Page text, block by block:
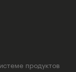
продуктов